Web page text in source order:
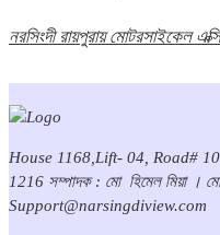
নরসিংদী রায়পুরায় মোটরসাইকেল
House 1168,Lift- 04, Road#
1216 সম্পাদক : মো হিমেল মিয়া ।
Support@narsingdiview.com